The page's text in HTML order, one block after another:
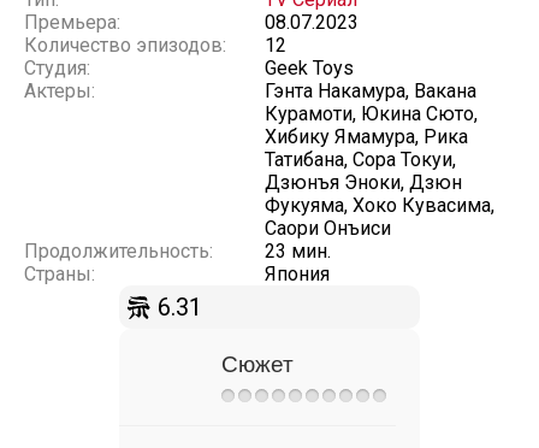
Премьера:
08.07.2023
Количество эпизодов:
12
Студия:
Geek Toys
Актеры:
Гэнта Накамура, Вакана
Курамоти, Юкина Сюто,
Хибику Ямамура, Рика
Татибана, Сора Токуи,
Дзюнъя Эноки, Дзюн
Фукуяма, Хоко Кувасима,
Саори Онъиси
Продолжительность:
23 мин.
Страны:
Япония
6.31
Сюжет